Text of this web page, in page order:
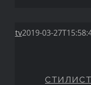
tv2019-03-